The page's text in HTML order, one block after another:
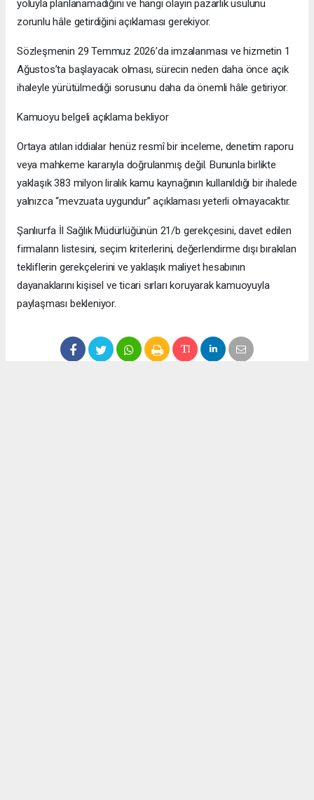
yoluyla planlanamadığını ve hangi olayın pazarlık usulünü
zorunlu hâle getirdiğini açıklaması gerekiyor.
Sözleşmenin 29 Temmuz 2026’da imzalanması ve hizmetin 1
Ağustos’ta başlayacak olması, sürecin neden daha önce açık
ihaleyle yürütülmediği sorusunu daha da önemli hâle getiriyor.
Kamuoyu belgeli açıklama bekliyor
Ortaya atılan iddialar henüz resmî bir inceleme, denetim raporu
veya mahkeme kararıyla doğrulanmış değil. Bununla birlikte
yaklaşık 383 milyon liralık kamu kaynağının kullanıldığı bir ihalede
yalnızca “mevzuata uygundur” açıklaması yeterli olmayacaktır.
Şanlıurfa İl Sağlık Müdürlüğünün 21/b gerekçesini, davet edilen
firmaların listesini, seçim kriterlerini, değerlendirme dışı bırakılan
tekliflerin gerekçelerini ve yaklaşık maliyet hesabının
dayanaklarını kişisel ve ticari sırları koruyarak kamuoyuyla
paylaşması bekleniyor.